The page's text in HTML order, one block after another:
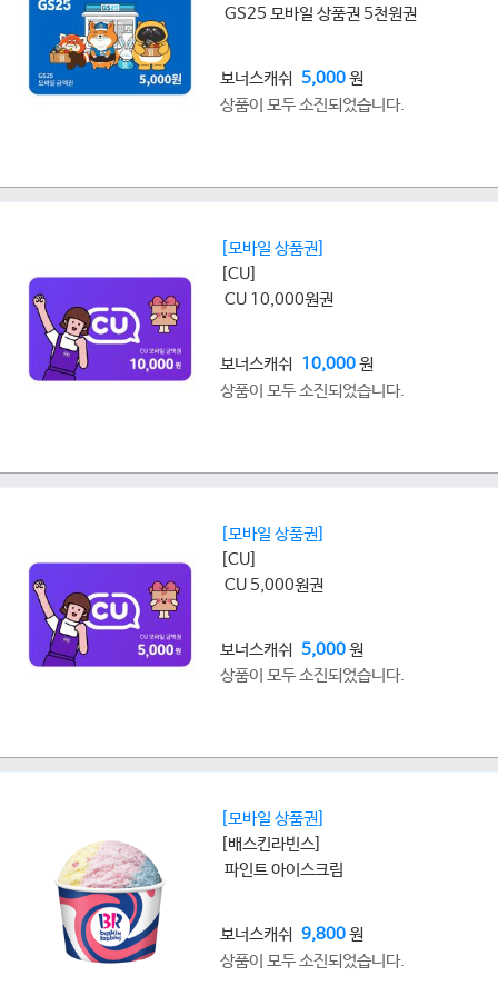
GS25 모바일 상품권 5천원권
보너스캐쉬 5,000원
상품이 모두 소진되었습니다.
[모바일 상품권]
[CU]
CU 10,000원권
보너스캐쉬 10,000원
상품이 모두 소진되었습니다.
[모바일 상품권]
[CU]
CU 5,000원권
보너스캐쉬 5,000원
상품이 모두 소진되었습니다.
[모바일 상품권]
[배스킨라빈스]
파인트 아이스크림
보너스캐쉬 9,800원
상품이 모두 소진되었습니다.